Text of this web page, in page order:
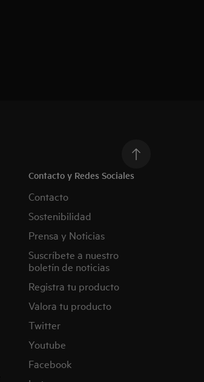
Contacto y Redes Sociales
Contacto
Sostenibilidad
Prensa y Noticias
Suscríbete a nuestro
boletín de noticias
Registra tu producto
Valora tu producto
Twitter
Youtube
Facebook